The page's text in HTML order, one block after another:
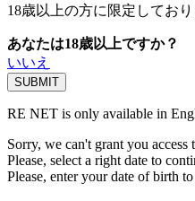
18歳以上の方に限定しており
あなたは18歳以上ですか？
いいえ
RE NET is only available in
Sorry, we can't grant you access
Please, select a right date to
Please, enter your date of birth